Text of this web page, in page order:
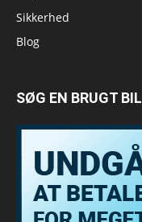
Sikkerhed
Blog
SØG EN BRUGT BIL